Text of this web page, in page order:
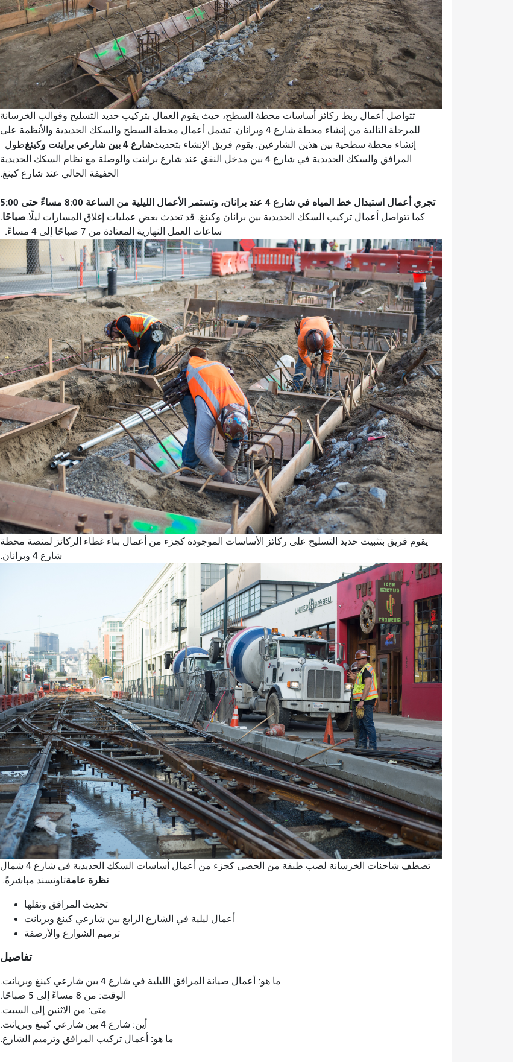
تتواصل أعمال ربط ركائز أساسات محطة السطح، حيث يقوم العمال بتركيب حديد التسليح وقوالب الخرسانة
للمرحلة التالية من إنشاء محطة شارع 4 وبرانان. تشمل أعمال محطة السطح والسكك الحديدية والأنظمة على
طول
شارع 4 بين شارعي براينت وكينغإنشاء محطة سطحية بين هذين الشارعين. يقوم فريق الإنشاء بتحديث
المرافق والسكك الحديدية في شارع 4 بين مدخل النفق عند شارع براينت والوصلة مع نظام السكك الحديدية
الخفيفة الحالي عند شارع كينغ.
تجري أعمال استبدال خط المياه في شارع 4 عند برانان، وتستمر الأعمال الليلية من الساعة 8:00 مساءً حتى 5:00
صباحًا.كما تتواصل أعمال تركيب السكك الحديدية بين برانان وكينغ. قد تحدث بعض عمليات إغلاق المسارات ليلًا.
ساعات العمل النهارية المعتادة من 7 صباحًا إلى 4 مساءً.
يقوم فريق بتثبيت حديد التسليح على ركائز الأساسات الموجودة كجزء من أعمال بناء غطاء الركائز لمنصة محطة
شارع 4 وبرانان.
تصطف شاحنات الخرسانة لصب طبقة من الحصى كجزء من أعمال أساسات السكك الحديدية في شارع 4 شمال
تاونسند مباشرةً.نظرة عامة
تحديث المرافق ونقلها
أعمال ليلية في الشارع الرابع بين شارعي كينغ وبريانت
ترميم الشوارع والأرصفة
تفاصيل
ما هو: أعمال صيانة المرافق الليلية في شارع 4 بين شارعي كينغ وبريانت.
الوقت: من 8 مساءً إلى 5 صباحًا.
متى: من الاثنين إلى السبت.
أين: شارع 4 بين شارعي كينغ وبريانت.
ما هو: أعمال تركيب المرافق وترميم الشارع.